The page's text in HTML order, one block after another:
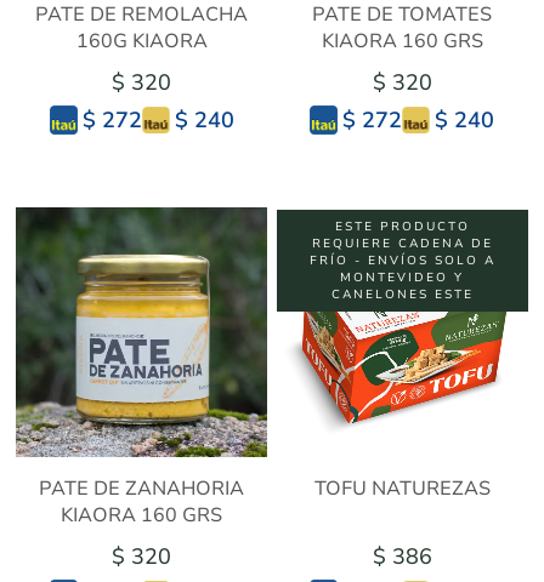
PATE DE REMOLACHA
160G KIAORA
$ 320
$ 272
$ 240
PATE DE TOMATES
KIAORA 160 GRS
$ 320
$ 272
$ 240
PATE DE ZANAHORIA
KIAORA 160 GRS
$ 320
ESTE PRODUCTO
REQUIERE CADENA DE
FRÍO - ENVÍOS SOLO A
MONTEVIDEO Y
CANELONES ESTE
TOFU NATUREZAS
$ 386